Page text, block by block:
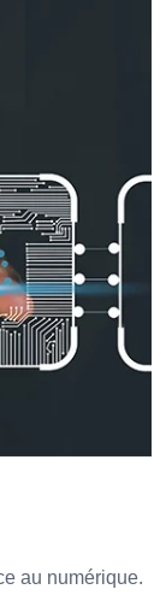
au numérique.